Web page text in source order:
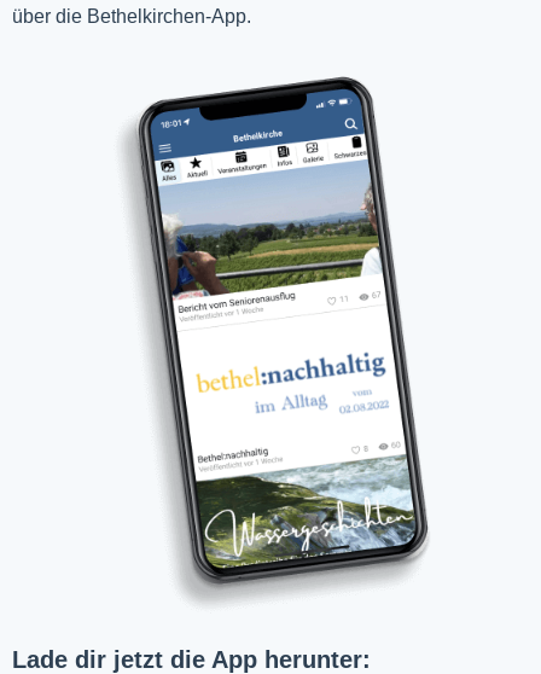
über die Bethelkirchen-App.
Lade dir jetzt die App herunter: